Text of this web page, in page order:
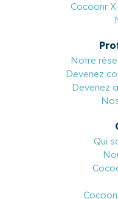
Cocoonr
Notre
Devenez
Devenez
Qui